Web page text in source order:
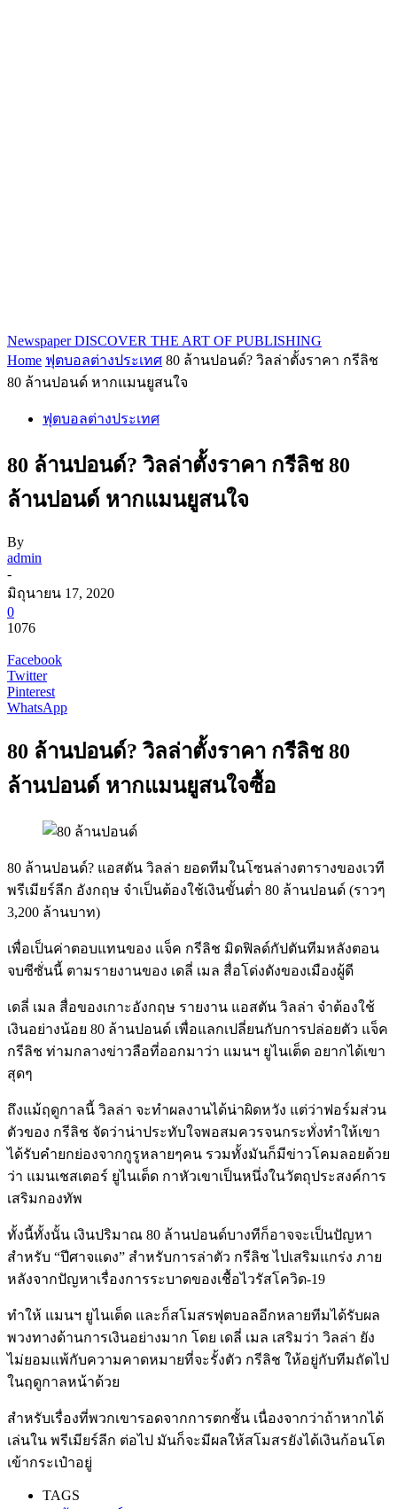
Newspaper DISCOVER THE ART OF PUBLISHING
Home ฟุตบอลต่างประเทศ 80 ล้านปอนด์? วิลล่าตั้งราคา กรีลิช
80 ล้านปอนด์ หากแมนยูสนใจ
ฟุตบอลต่างประเทศ
80 ล้านปอนด์? วิลล่าตั้งราคา กรีลิช 80
ล้านปอนด์ หากแมนยูสนใจ
By
admin
-
มิถุนายน 17, 2020
0
1076
Facebook
Twitter
Pinterest
WhatsApp
80 ล้านปอนด์? วิลล่าตั้งราคา กรีลิช 80
ล้านปอนด์ หากแมนยูสนใจซื้อ
80 ล้านปอนด์? แอสตัน วิลล่า ยอดทีมในโซนล่างตารางของเวที
พรีเมียร์ลีก อังกฤษ จำเป็นต้องใช้เงินขั้นต่ำ 80 ล้านปอนด์ (ราวๆ
3,200 ล้านบาท)
เพื่อเป็นค่าตอบแทนของ แจ็ค กรีลิช มิดฟิลด์กัปตันทีมหลังตอน
จบซีซั่นนี้ ตามรายงานของ เดลี่ เมล สื่อโด่งดังของเมืองผู้ดี
เดลี่ เมล สื่อของเกาะอังกฤษ รายงาน แอสตัน วิลล่า จำต้องใช้
เงินอย่างน้อย 80 ล้านปอนด์ เพื่อแลกเปลี่ยนกับการปล่อยตัว แจ็ค
กรีลิช ท่ามกลางข่าวลือที่ออกมาว่า แมนฯ ยูไนเต็ด อยากได้เขา
สุดๆ
ถึงแม้ฤดูกาลนี้ วิลล่า จะทำผลงานได้น่าผิดหวัง แต่ว่าฟอร์มส่วน
ตัวของ กรีลิช จัดว่าน่าประทับใจพอสมควรจนกระทั่งทำให้เขา
ได้รับคำยกย่องจากกูรูหลายๆคน รวมทั้งมันก็มีข่าวโคมลอยด้วย
ว่า แมนเชสเตอร์ ยูไนเต็ด กาหัวเขาเป็นหนึ่งในวัตถุประสงค์การ
เสริมกองทัพ
ทั้งนี้ทั้งนั้น เงินปริมาณ 80 ล้านปอนด์บางทีก็อาจจะเป็นปัญหา
สำหรับ “ปีศาจแดง” สำหรับการล่าตัว กรีลิช ไปเสริมแกร่ง ภาย
หลังจากปัญหาเรื่องการระบาดของเชื้อไวรัสโควิด-19
ทำให้ แมนฯ ยูไนเต็ด และก็สโมสรฟุตบอลอีกหลายทีมได้รับผล
พวงทางด้านการเงินอย่างมาก โดย เดลี่ เมล เสริมว่า วิลล่า ยัง
ไม่ยอมแพ้กับความคาดหมายที่จะรั้งตัว กรีลิช ให้อยู่กับทีมถัดไป
ในฤดูกาลหน้าด้วย
สำหรับเรื่องที่พวกเขารอดจากการตกชั้น เนื่องจากว่าถ้าหากได้
เล่นใน พรีเมียร์ลีก ต่อไป มันก็จะมีผลให้สโมสรยังได้เงินก้อนโต
เข้ากระเป๋าอยู่
TAGS